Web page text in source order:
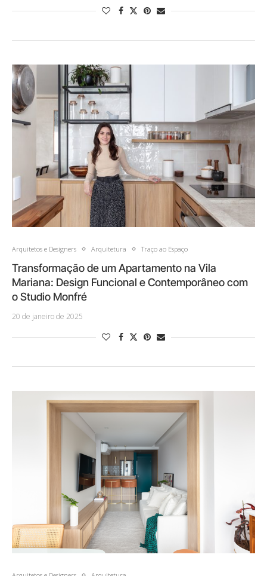
Arquitetos e Designers Arquitetura Traço ao Espaço
Transformação de um Apartamento na Vila
Mariana: Design Funcional e Contemporâneo com
o Studio Monfré
20 de janeiro de 2025